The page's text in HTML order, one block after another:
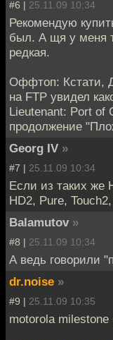
#6 | 25.11.09 10:34
Рекомендую
был. А щя у меня
редкая.
Оффтоп: Кстати,
на FTP увидел
Lieutenant: Port of
продолжение
Georg IV »
#7 | 25.11.09 10:34
Если из таких же
HD2, Pure,
Balamutov »
#8 | 25.11.09 10:34
А ведь говорили
dr.noise »
#9 | 25.11.09 10:35
motorola milestone